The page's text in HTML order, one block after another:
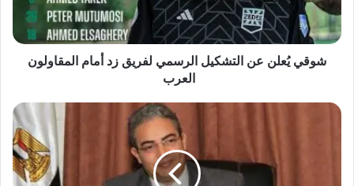
زد
أمام
المقاولون
العرب
شوقي يُعلن عن التشكيل الرسمي لفريق زد أمام المقاولون
العرب
نقيب